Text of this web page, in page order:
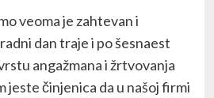
veoma je zahtevan i
dan traje i po šesnaest
angažmana i žrtvovanja
jeste činjenica da u našoj firmi